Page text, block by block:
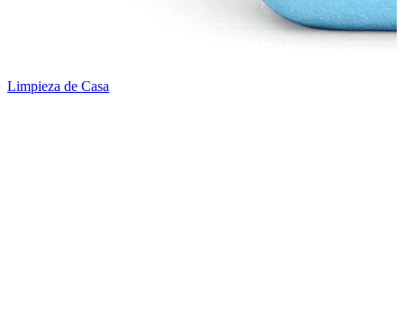
Limpieza de Casa